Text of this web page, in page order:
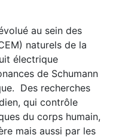
au sein des
naturels de la
électrique
de Schumann
Des recherches
qui contrôle
du corps humain,
mais aussi par les